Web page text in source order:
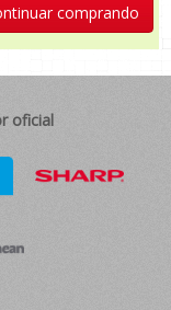
comprando
oficial